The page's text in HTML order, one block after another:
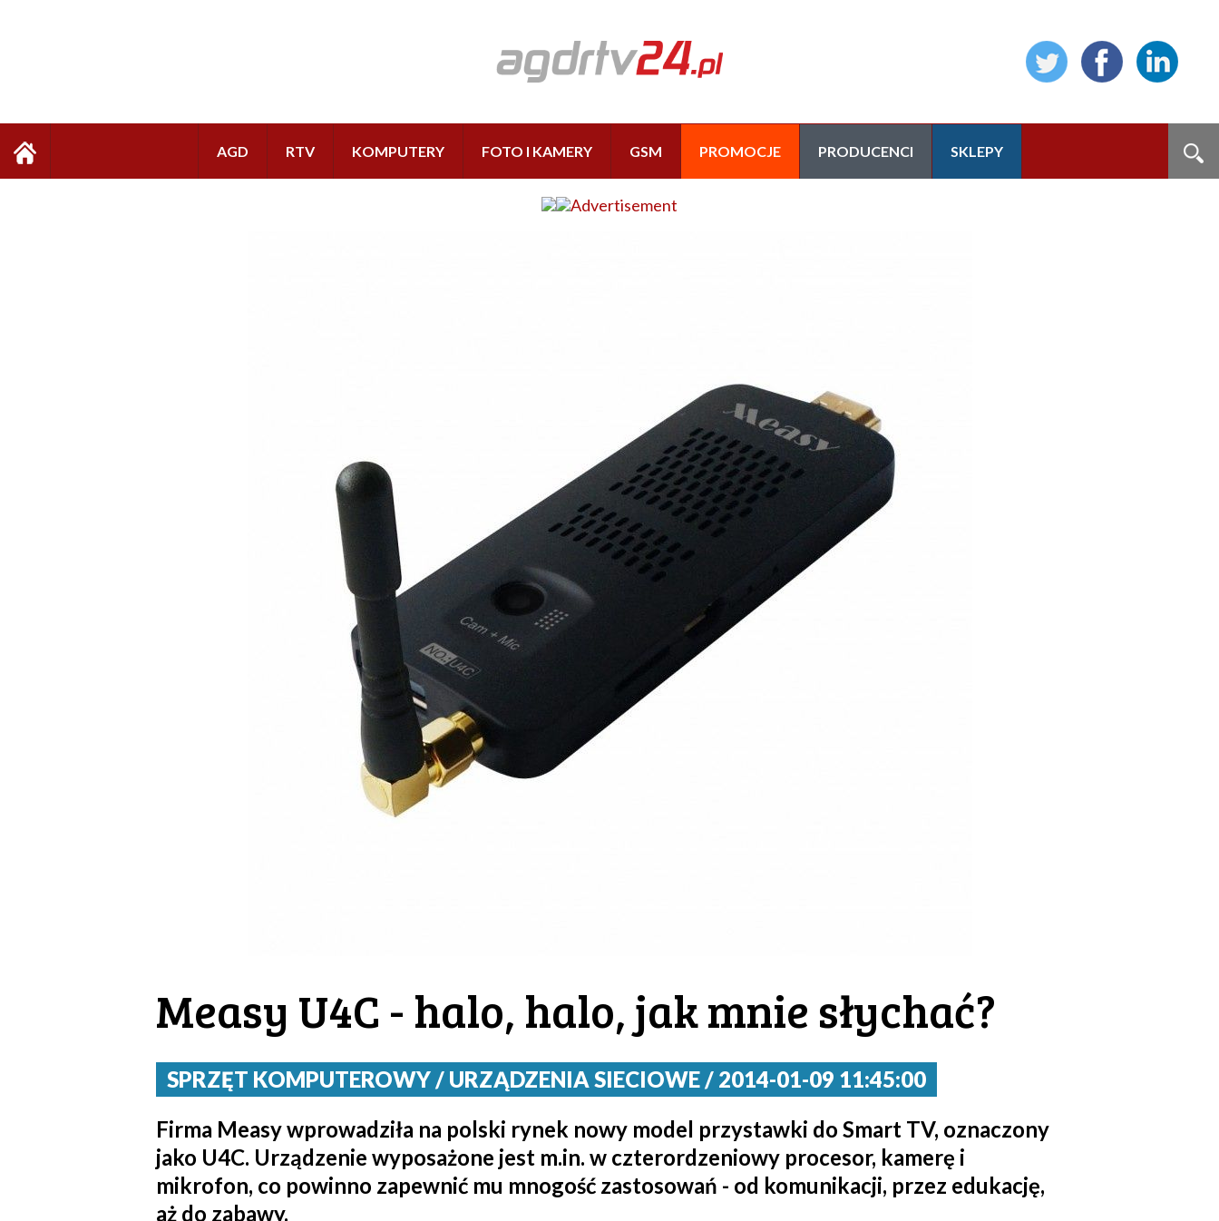
AGD RTV KOMPUTERY FOTO I KAMERY GSM PROMOCJE PRODUCENCI SKLEPY
Measy U4C - halo, halo, jak mnie słychać?
SPRZĘT KOMPUTEROWY / URZĄDZENIA SIECIOWE / 2014-01-09 11:45:00
Firma Measy wprowadziła na polski rynek nowy model przystawki do Smart TV, oznaczony
jako U4C. Urządzenie wyposażone jest m.in. w czterordzeniowy procesor, kamerę i
mikrofon, co powinno zapewnić mu mnogość zastosowań - od komunikacji, przez edukację,
aż do zabawy.